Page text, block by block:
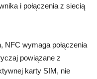
i połączenia z siecią
NFC wymaga połączenia
powiązane z
karty SIM, nie